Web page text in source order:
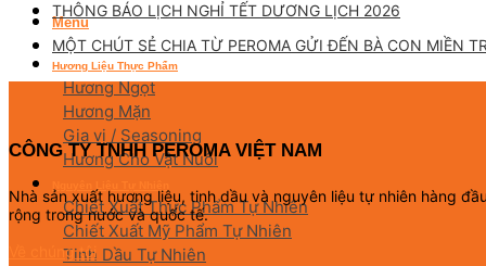
Menu
Hương Liệu Thực Phẩm
Hương Ngọt
Hương Mặn
Gia vị / Seasoning
Hương Cho Vật Nuôi
Chiết Xuất Thực Phẩm Tự Nhiên
Chiết Xuất Mỹ Phẩm Tự Nhiên
Tinh Dầu Tự Nhiên
THÔNG BÁO LỊCH NGHỈ TẾT DƯƠNG LỊCH 2026
MỘT CHÚT SẺ CHIA TỪ PEROMA GỬI ĐẾN BÀ CON MIỀN
CÔNG TY TNHH PEROMA VIỆT NAM
Nhà sản xuất hương liệu, tinh dầu và nguyên liệu tự nhiên hàng
rộng trong nước và quốc tế.
Về chúng tôi